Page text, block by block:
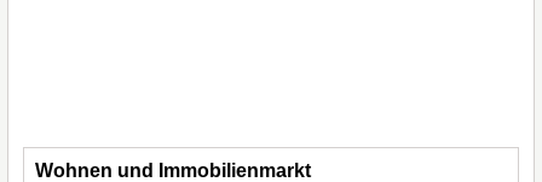
Wohnen und Immobilienmarkt